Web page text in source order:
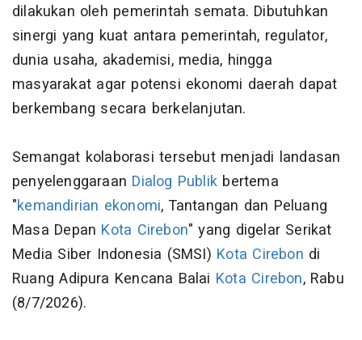
dilakukan oleh pemerintah semata. Dibutuhkan
sinergi yang kuat antara pemerintah, regulator,
dunia usaha, akademisi, media, hingga
masyarakat agar potensi ekonomi daerah dapat
berkembang secara berkelanjutan.
Semangat kolaborasi tersebut menjadi landasan
penyelenggaraan Dialog Publik bertema
"kemandirian ekonomi, Tantangan dan Peluang
Masa Depan Kota Cirebon" yang digelar Serikat
Media Siber Indonesia (SMSI) Kota Cirebon di
Ruang Adipura Kencana Balai Kota Cirebon, Rabu
(8/7/2026).